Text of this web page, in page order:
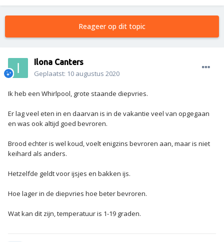
Reageer op dit topic
Ilona Canters
Geplaatst: 10 augustus 2020
Ik heb een Whirlpool, grote staande diepvries.
Er lag veel eten in en daarvan is in de vakantie veel van opgegaan
en was ook altijd goed bevroren.
Brood echter is wel koud, voelt enigzins bevroren aan, maar is niet
keihard als anders.
Hetzelfde geldt voor ijsjes en bakken ijs.
Hoe lager in de diepvries hoe beter bevroren.
Wat kan dit zijn, temperatuur is 1-19 graden.